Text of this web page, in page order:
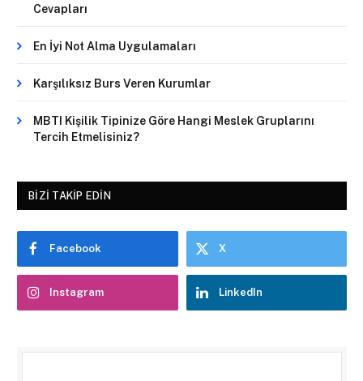
Cevapları
En İyi Not Alma Uygulamaları
Karşılıksız Burs Veren Kurumlar
MBTI Kişilik Tipinize Göre Hangi Meslek Gruplarını
Tercih Etmelisiniz?
BIZI TAKIP EDIN
Facebook X
Instagram LinkedIn